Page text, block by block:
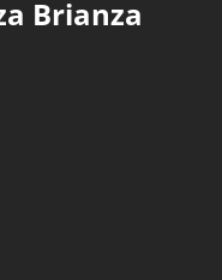
Brianza